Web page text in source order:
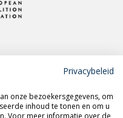
Privacybeleid
onze bezoekersgegevens, om
inhoud te tonen en om u
Voor meer informatie over de